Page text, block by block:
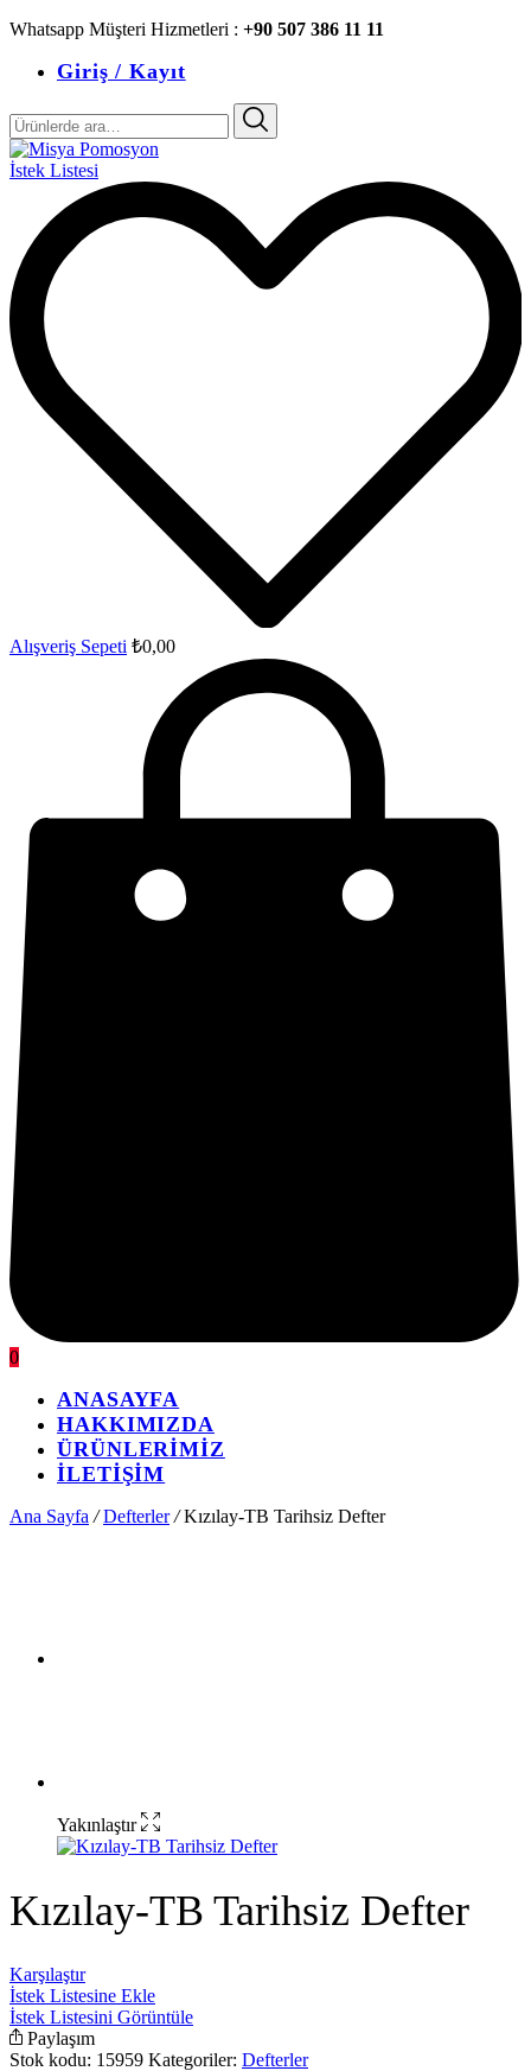
Whatsapp Müşteri Hizmetleri : +90 507 386 11 11
Giriş / Kayıt
Ara:
İstek Listesi
Alışveriş Sepeti ₺0,00
0
ANASAYFA
HAKKIMIZDA
ÜRÜNLERİMİZ
İLETİŞİM
Ana Sayfa / Defterler /Kızılay-TB Tarihsiz Defter
Yakınlaştır
Kızılay-TB Tarihsiz Defter
Karşılaştır
İstek Listesine Ekle
İstek Listesini Görüntüle
Paylaşım
Stok kodu: 15959 Kategoriler: Defterler